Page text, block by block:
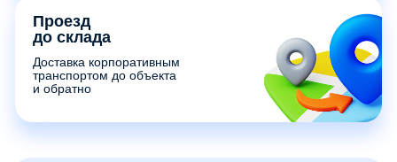
Проезд
до склада
Доставка корпоративным
транспортом до объекта
и обратно